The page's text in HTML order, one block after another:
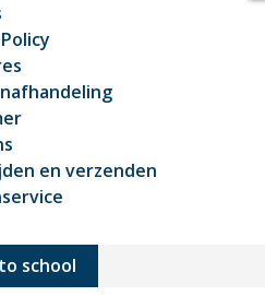
en verzenden
school